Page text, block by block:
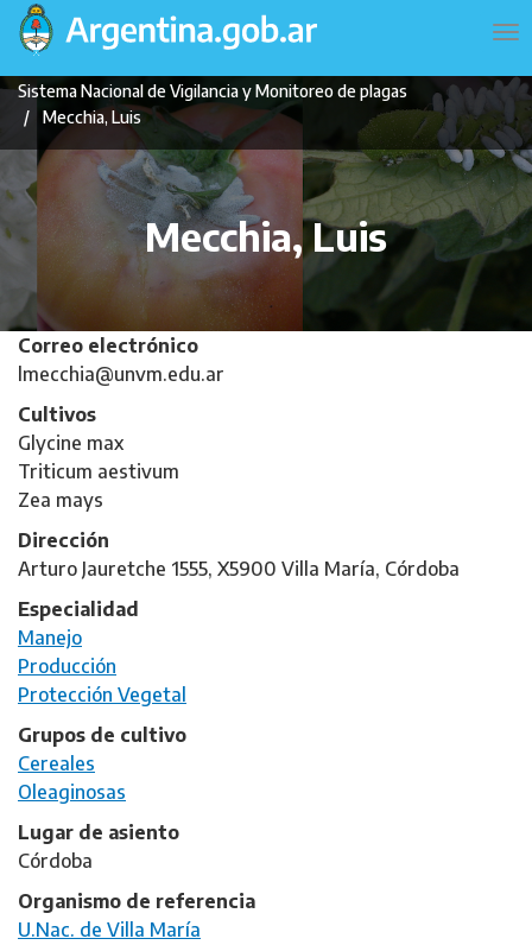
Pasar
contenido
principal
Navegación
principal
Sistema Nacional de Vigilancia y Monitoreo de plagas
Mecchia, Luis
Mecchia, Luis
Correo electrónico
lmecchia@unvm.edu.ar
Cultivos
Glycine max
Triticum aestivum
Zea mays
Dirección
Arturo Jauretche 1555, X5900 Villa María, Córdoba
Especialidad
Manejo
Producción
Protección Vegetal
Grupos de cultivo
Cereales
Oleaginosas
Lugar de asiento
Córdoba
Organismo de referencia
U.Nac. de Villa María